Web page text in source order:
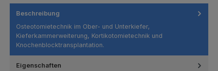
Beschreibung
Osteotomietechnik im Ober- und Unterkiefer,
Kieferkammerweiterung, Kortikotomietechnik und
Knochenblocktransplantation.
Eigenschaften